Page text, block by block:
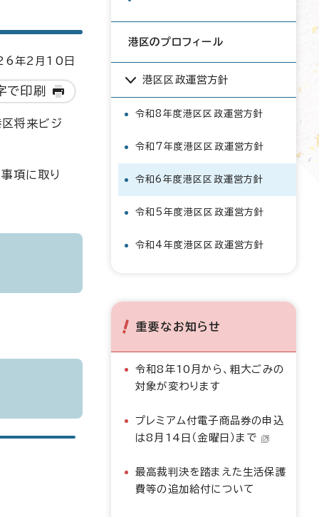
年2月10日
で印刷
将来ビジ
項に取り
港区のプロフィール
港区区政運営方針
令和8年度港区区政運営方針
令和7年度港区区政運営方針
令和6年度港区区政運営方針
令和5年度港区区政運営方針
令和4年度港区区政運営方針
重要なお知らせ
令和8年10月から、粗大ごみの
対象が変わります
プレミアム付電子商品券の申込
は8月14日（金曜日）まで
最高裁判決を踏まえた生活保護
費等の追加給付について